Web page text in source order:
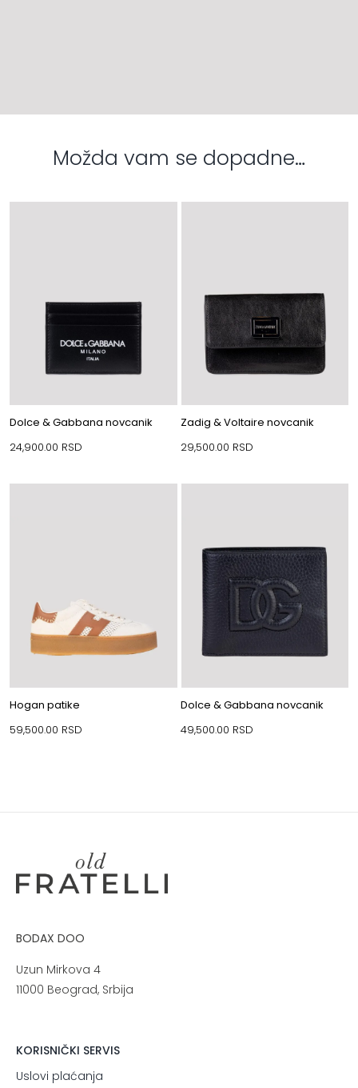
Možda vam se dopadne…
Dolce & Gabbana novcanik
24,900.00 RSD
Zadig & Voltaire novcanik
29,500.00 RSD
Hogan patike
59,500.00 RSD
Dolce & Gabbana novcanik
49,500.00 RSD
BODAX DOO
Uzun Mirkova 4
11000 Beograd, Srbija
KORISNIČKI SERVIS
Uslovi plaćanja